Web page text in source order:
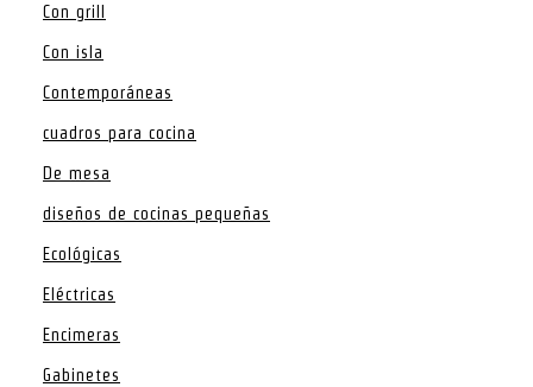
Con grill
Con isla
Contemporáneas
cuadros para cocina
De mesa
diseños de cocinas pequeñas
Ecológicas
Eléctricas
Encimeras
Gabinetes